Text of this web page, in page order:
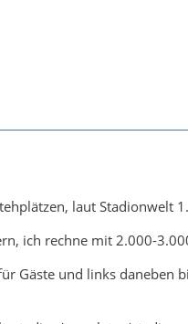
laut Stadionwelt
ich rechne mit 2.000-
Gäste und links daneben